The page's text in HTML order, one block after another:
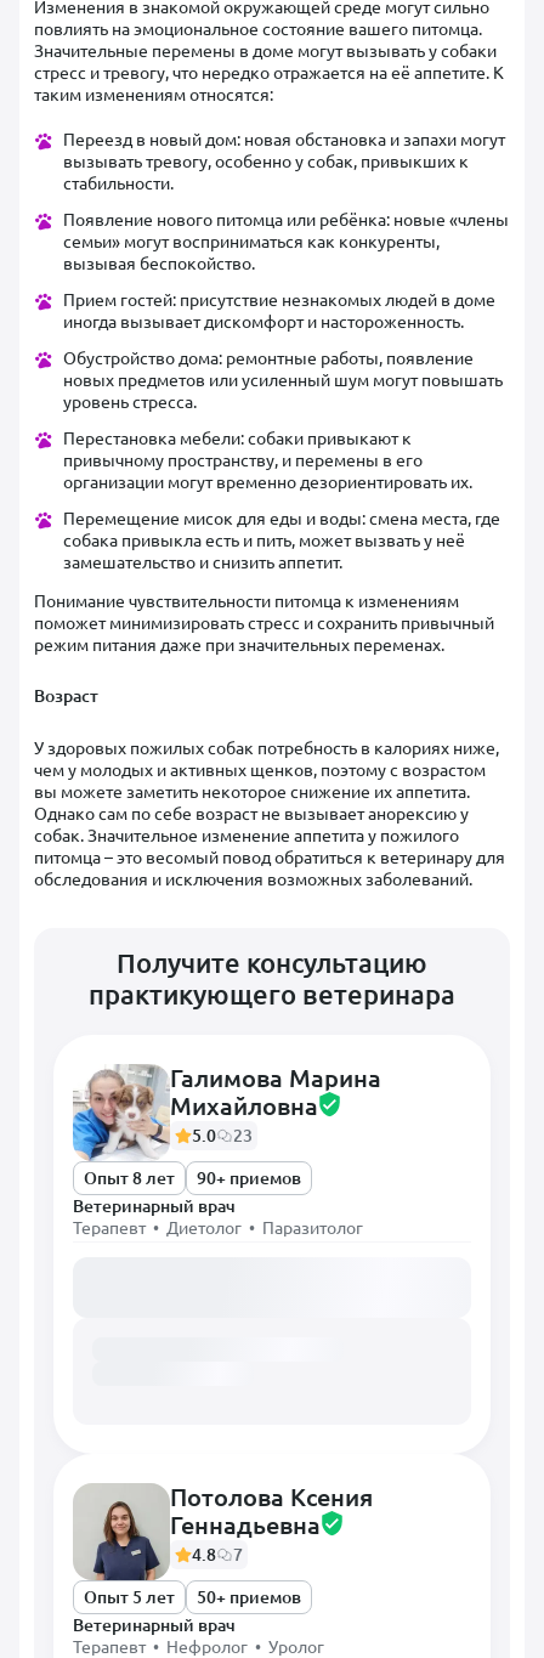
Изменения в знакомой окружающей среде могут сильно
повлиять на эмоциональное состояние вашего питомца.
Значительные перемены в доме могут вызывать у собаки
стресс и тревогу, что нередко отражается на её аппетите. К
таким изменениям относятся:
Переезд в новый дом: новая обстановка и запахи могут
вызывать тревогу, особенно у собак, привыкших к
стабильности.
Появление нового питомца или ребёнка: новые «члены
семьи» могут восприниматься как конкуренты,
вызывая беспокойство.
Прием гостей: присутствие незнакомых людей в доме
иногда вызывает дискомфорт и настороженность.
Обустройство дома: ремонтные работы, появление
новых предметов или усиленный шум могут повышать
уровень стресса.
Перестановка мебели: собаки привыкают к
привычному пространству, и перемены в его
организации могут временно дезориентировать их.
Перемещение мисок для еды и воды: смена места, где
собака привыкла есть и пить, может вызвать у неё
замешательство и снизить аппетит.
Понимание чувствительности питомца к изменениям
поможет минимизировать стресс и сохранить привычный
режим питания даже при значительных переменах.
Возраст
У здоровых пожилых собак потребность в калориях ниже,
чем у молодых и активных щенков, поэтому с возрастом
вы можете заметить некоторое снижение их аппетита.
Однако сам по себе возраст не вызывает анорексию у
собак. Значительное изменение аппетита у пожилого
питомца – это весомый повод обратиться к ветеринару для
обследования и исключения возможных заболеваний.
Получите консультацию
практикующего ветеринара
Галимова Марина
Михайловна
5.0
23
Опыт 8 лет
90+ приемов
Ветеринарный врач
Терапевт • Диетолог • Паразитолог
Потолова Ксения
Геннадьевна
4.8
7
Опыт 5 лет
50+ приемов
Ветеринарный врач
Терапевт • Нефролог • Уролог